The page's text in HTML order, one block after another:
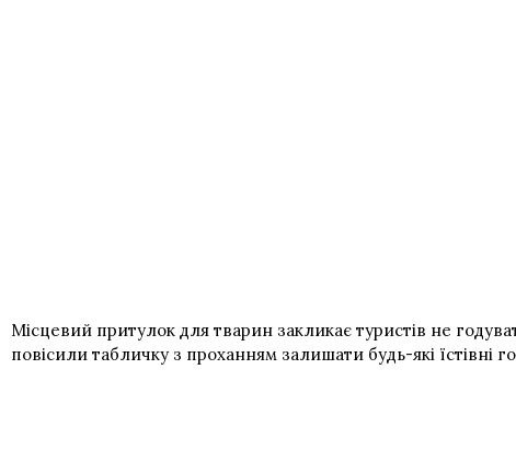
Місцевий притулок для тварин закликає туристів не
повісили табличку з проханням залишати будь-які їстівні